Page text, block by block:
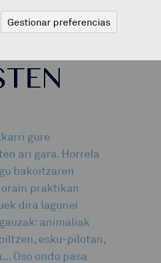
gure
ari gara. Horrela
bakoitzaren
praktikan
dira lagunei
animaliak
esku-pilotan,
Oso ondo pasa
Gestionar preferencias